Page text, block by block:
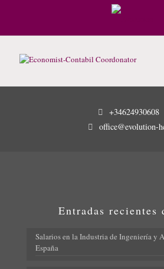
+34624930608
office@evolution-
Entradas recientes
Salarios en la Industria de Ingeniería y
España